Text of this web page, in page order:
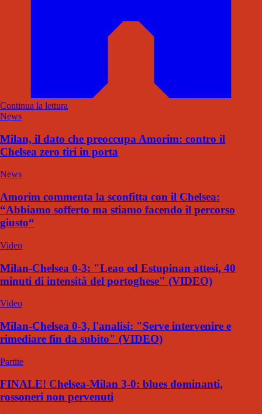
Continua la lettura
News
Milan, il dato che preoccupa Amorim: contro il
Chelsea zero tiri in porta
News
Amorim commenta la sconfitta con il Chelsea:
“Abbiamo sofferto ma stiamo facendo il percorso
giusto“
Video
Milan-Chelsea 0-3: "Leao ed Estupinan attesi, 40
minuti di intensità del portoghese" (VIDEO)
Video
Milan-Chelsea 0-3, l'analisi: "Serve intervenire e
rimediare fin da subito" (VIDEO)
Partite
FINALE! Chelsea-Milan 3-0: blues dominanti,
rossoneri non pervenuti